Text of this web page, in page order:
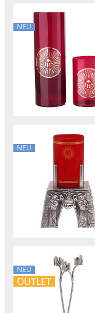
NEU
NEU
NEU
OUTLET